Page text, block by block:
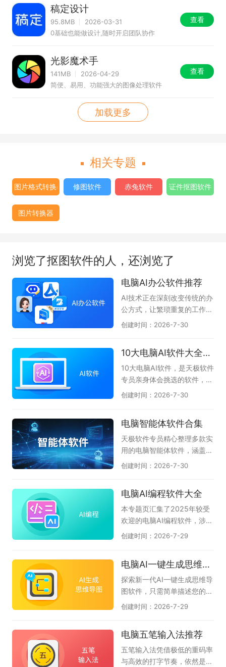
稿定设计
95.8MB
2026-03-31
0基础也能做设计,随时开启团队协作
查看
光影魔术手
141MB
2026-04-29
简便、易用、功能强大的图像处理软件
查看
加载更多
相关专题
图片格式转换器 修图软件 赤兔软件 证件抠图软件
图片转换器
浏览了抠图软件的人，还浏览了
电脑AI办公软件推荐
AI技术正在深刻改变传统的办
公方式，让繁琐重复的工作变
得高效又轻松。无论是文案撰
公软件都能像得力助手一样，
帮你快速理清思路并输出高质
量成果。它们将复杂的操作简
化为几句对话指令，大幅降低
在创意与决策上，真正实现事
半功倍的智慧办公。本专题为
大家整理了一批实用的电脑AI
S AI、智能对话的豆包AI助
见，以及扣子、博思AIPPT、
360AI办公、Cherry Studio
等工具，帮助你找到适合自己
创建时间：2026-7-30
10大电脑AI软件大全-办公学习必备
10大电脑AI软件，是天极软件
专员亲身体会挑选的软件，无
论是AI问答、AI创作、AI答
升我们的办公效率和学习拓
展，不懂就问AI，真正体会到
了AI与人协同的魅力。本专题
共收集了DClaw、TRAE Wor
端较好用的AI软件，希望对大
家有帮助。如果您觉得好用的
话，可以收藏本专题。如果在
请联系软件客服反馈。（此专
推荐10款。）
创建时间：2026-7-30
电脑智能体软件合集
天极软件专员精心整理多款实
用的电脑智能体软件，涵盖Q
Claw、AiPy爱派、WorkBud
体应用，助力办公、创作、高
效算力赋能电脑智能操作，一
站式了解热门电脑智能体工
具。
创建时间：2026-7-30
电脑AI编程软件大全
本专题页汇集了2025年较受
欢迎的电脑AI编程软件，涉及
CodeBuddy腾讯云代码助
e、豆包AI编程、夸克AI编
程、Cursor、CodeGeeX插
件等AI编程工具下载推荐。无
论您是初学者还是专业开发
题。
创建时间：2026-7-29
电脑AI一键生成思维导图软件大全
探索新一代AI一键生成思维导
图软件，只需简单描述您的核
心主题，AI便能即刻为您构建
读书笔记、创意策划、项目规
划还是知识整理，即可智能生
成结构清晰的思维导图，帮您
创建时间：2026-7-29
电脑五笔输入法推荐
五笔输入法凭借极低的重码率
与高效的打字节奏，依然是许